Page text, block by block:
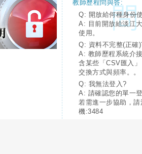
教師歷程問與答:
Q: 開放給何種身份
A: 目前開放給淡江
使用。
Q: 資料不完整(正確
A: 教師歷程系統介
含某些「CSV匯入
交換方式與頻率。。
Q: 我無法登入?
A: 請確認您的單一
若需進一步協助，
機:3484